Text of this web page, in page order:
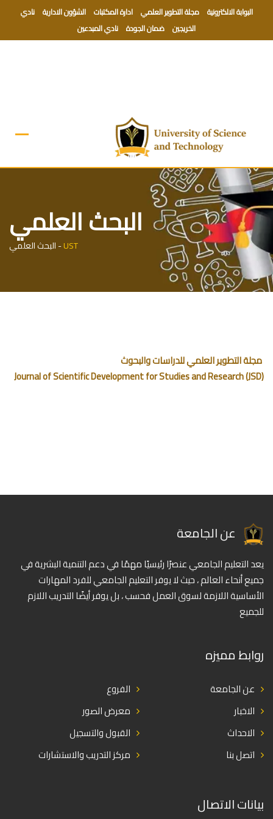
content
البوابة الالكترونية مجلة التطوير العلمي ادارة المكتبات الشؤون الادارية نادي
الخريجين ضمان الجودة نادي المبدعين
البحث العلمي
UST
-البحث العلمي
مجلة التطوير العلمي للدراسات والبحوث
Journal of Scientific Development for Studies and Research (JSD)
عن الجامعة
يعد التعليم الجامعي عنصرًا رئيسيًا مهمًا في دعم التنمية البشرية في
جميع أنحاء العالم ، حيث لا يوفر التعليم الجامعي للفرد المهارات
الأساسية اللازمة لسوق العمل فحسب ، بل يوفر أيضًا التدريب اللازم
للجميع
روابط مميزه
عن الجامعة
الفروع
الاخبار
معرض الصور
الاحداث
القبول والتسجيل
اتصل بنا
مركز التدريب والاستشارات
بيانات الاتصال